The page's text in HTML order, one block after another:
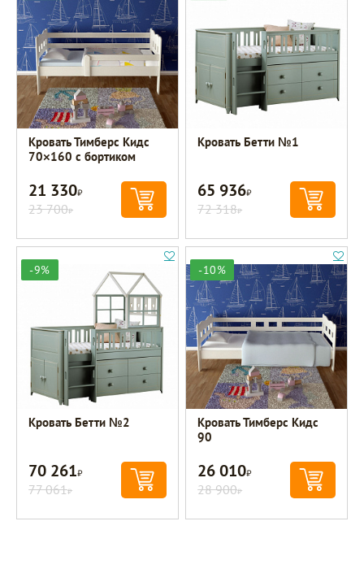
Кровать Тимберс Кидс
70×160 с бортиком
21 330Р
23 700Р
Кровать Бетти №1
65 936Р
72 318Р
-9%
Кровать Бетти №2
70 261Р
77 061Р
-10%
Кровать Тимберс Кидс
90
26 010Р
28 900Р